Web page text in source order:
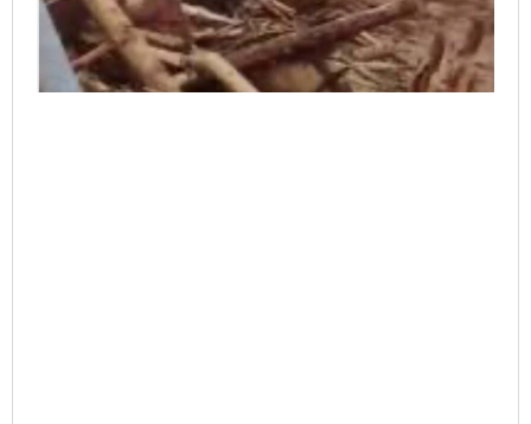
Tapteng